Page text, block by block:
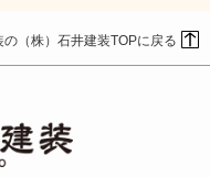
（株）石井建装TOPに戻る